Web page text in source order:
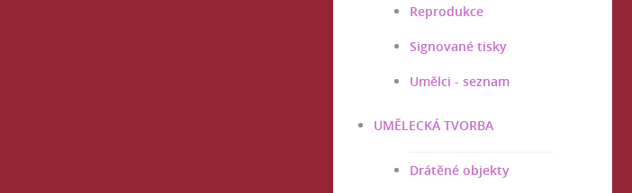
Reprodukce
Signované tisky
Umělci - seznam
UMĚLECKÁ TVORBA
Drátěné objekty